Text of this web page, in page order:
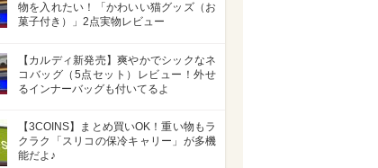
物を入れたい！「かわいい猫グッズ（お
菓子付き）」2点実物レビュー
【カルディ新発売】爽やかでシックなネ
コバッグ（5点セット）レビュー！外せ
るインナーバッグも付いてるよ
【3COINS】まとめ買いOK！重い物もラ
クラク「スリコの保冷キャリー」が多機
能だよ♪